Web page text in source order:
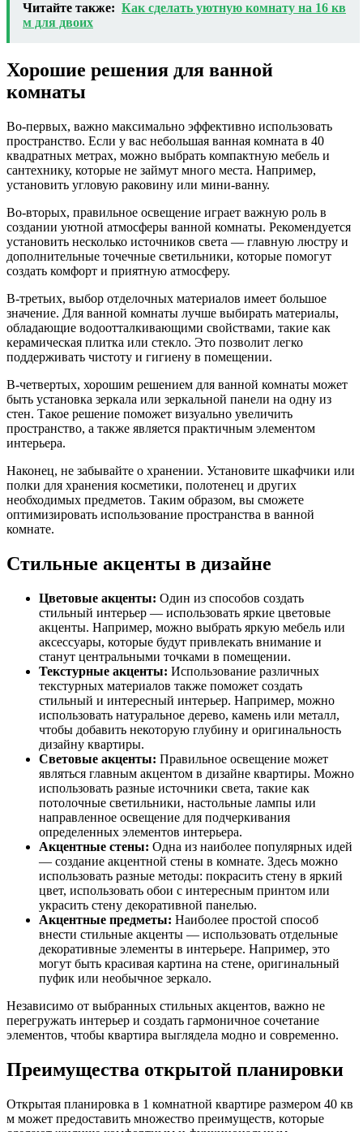
Читайте также: Как сделать уютную комнату на 16 кв
м для двоих
Хорошие решения для ванной
комнаты
Во-первых, важно максимально эффективно использовать
пространство. Если у вас небольшая ванная комната в 40
квадратных метрах, можно выбрать компактную мебель и
сантехнику, которые не займут много места. Например,
установить угловую раковину или мини-ванну.
Во-вторых, правильное освещение играет важную роль в
создании уютной атмосферы ванной комнаты. Рекомендуется
установить несколько источников света — главную люстру и
дополнительные точечные светильники, которые помогут
создать комфорт и приятную атмосферу.
В-третьих, выбор отделочных материалов имеет большое
значение. Для ванной комнаты лучше выбирать материалы,
обладающие водоотталкивающими свойствами, такие как
керамическая плитка или стекло. Это позволит легко
поддерживать чистоту и гигиену в помещении.
В-четвертых, хорошим решением для ванной комнаты может
быть установка зеркала или зеркальной панели на одну из
стен. Такое решение поможет визуально увеличить
пространство, а также является практичным элементом
интерьера.
Наконец, не забывайте о хранении. Установите шкафчики или
полки для хранения косметики, полотенец и других
необходимых предметов. Таким образом, вы сможете
оптимизировать использование пространства в ванной
комнате.
Стильные акценты в дизайне
Цветовые акценты: Один из способов создать
стильный интерьер — использовать яркие цветовые
акценты. Например, можно выбрать яркую мебель или
аксессуары, которые будут привлекать внимание и
станут центральными точками в помещении.
Текстурные акценты: Использование различных
текстурных материалов также поможет создать
стильный и интересный интерьер. Например, можно
использовать натуральное дерево, камень или металл,
чтобы добавить некоторую глубину и оригинальность
дизайну квартиры.
Световые акценты: Правильное освещение может
являться главным акцентом в дизайне квартиры. Можно
использовать разные источники света, такие как
потолочные светильники, настольные лампы или
направленное освещение для подчеркивания
определенных элементов интерьера.
Акцентные стены: Одна из наиболее популярных идей
— создание акцентной стены в комнате. Здесь можно
использовать разные методы: покрасить стену в яркий
цвет, использовать обои с интересным принтом или
украсить стену декоративной панелью.
Акцентные предметы: Наиболее простой способ
внести стильные акценты — использовать отдельные
декоративные элементы в интерьере. Например, это
могут быть красивая картина на стене, оригинальный
пуфик или необычное зеркало.
Независимо от выбранных стильных акцентов, важно не
перегружать интерьер и создать гармоничное сочетание
элементов, чтобы квартира выглядела модно и современно.
Преимущества открытой планировки
Открытая планировка в 1 комнатной квартире размером 40 кв
м может предоставить множество преимуществ, которые